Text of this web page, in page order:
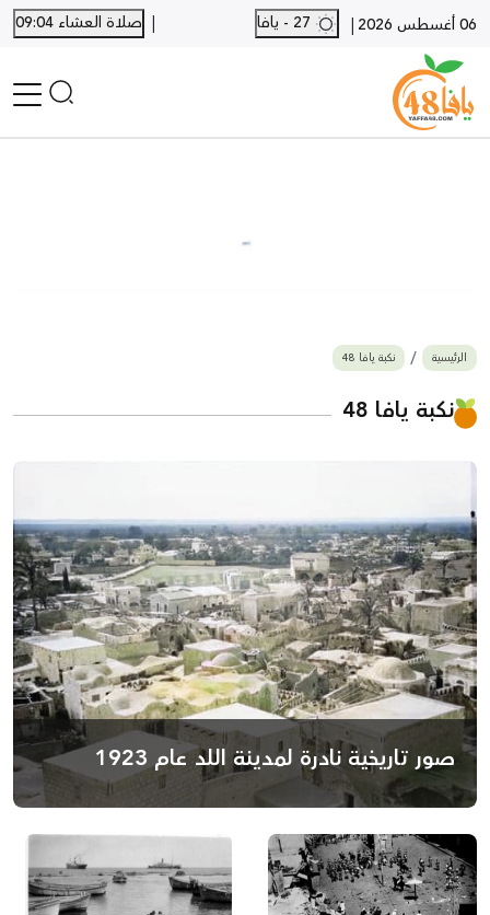
06 أغسطس 2026 |
| صلاة العشاء 09:04
بيع وشراء
أخبار القدس
وفيات
الرئيسية نكبة يافا 48
نكبة يافا 48
صور تاريخية نادرة لمدينة اللد عام 1923